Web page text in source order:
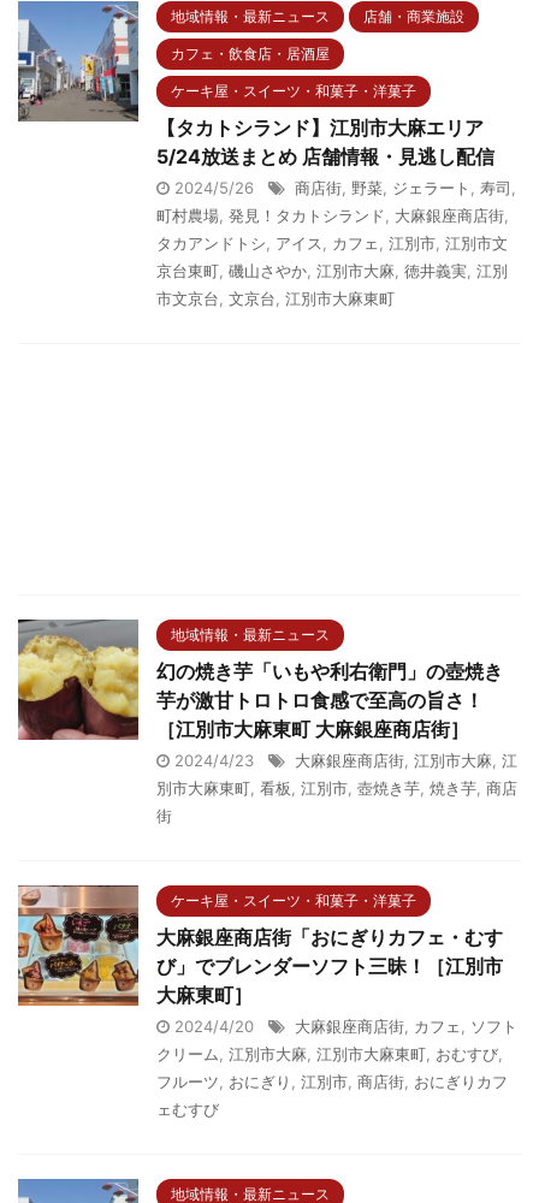
地域情報・最新ニュース 店舗・商業施設
カフェ・飲食店・居酒屋
ケーキ屋・スイーツ・和菓子・洋菓子
【タカトシランド】江別市大麻エリア
5/24放送まとめ 店舗情報・見逃し配信
2024/5/26 商店街, 野菜, ジェラート , 寿司,
町村農場, 発見！タカトシランド, 大麻銀座商店街,
タカアンドトシ, アイス, カフェ, 江別市, 江別市文
京台東町, 磯山さやか, 江別市大麻, 徳井義実, 江別
市文京台, 文京台, 江別市大麻東町
地域情報・最新ニュース
幻の焼き芋「いもや利右衛門」の壺焼き
芋が激甘トロトロ食感で至高の旨さ！
［江別市大麻東町 大麻銀座商店街］
2024/4/23 大麻銀座商店街, 江別市大麻, 江
別市大麻東町, 看板, 江別市, 壺焼き芋, 焼き芋, 商店
街
ケーキ屋・スイーツ・和菓子・洋菓子
大麻銀座商店街「おにぎりカフェ・むす
び」でブレンダーソフト三昧！［江別市
大麻東町］
2024/4/20 大麻銀座商店街, カフェ, ソフト
クリーム, 江別市大麻, 江別市大麻東町, おむすび,
フルーツ, おにぎり , 江別市, 商店街, おにぎりカフ
ェむすび
地域情報・最新ニュース